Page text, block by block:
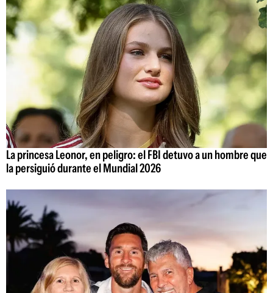
La princesa Leonor, en peligro: el FBI detuvo a un hombre que
la persiguió durante el Mundial 2026